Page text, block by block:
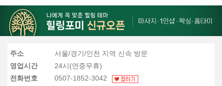
주소
서울/경기/인천 지역 신속 방문
영업시간
24시(연중무휴)
전화번호
0507-1852-3042